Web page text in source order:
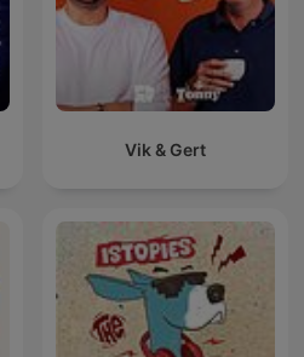
Vik & Gert